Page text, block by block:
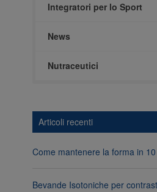
Integratori per lo Sport
News
Nutraceutici
Articoli recenti
Come mantenere la forma in
Bevande Isotoniche per